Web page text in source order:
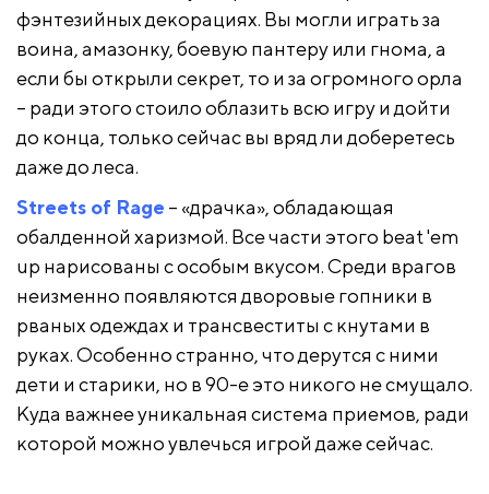
фэнтезийных декорациях. Вы могли играть за
воина, амазонку, боевую пантеру или гнома, а
если бы открыли секрет, то и за огромного орла
– ради этого стоило облазить всю игру и дойти
до конца, только сейчас вы вряд ли доберетесь
даже до леса.
Streets of Rage – «драчка», обладающая
обалденной харизмой. Все части этого beat 'em
up нарисованы с особым вкусом. Среди врагов
неизменно появляются дворовые гопники в
рваных одеждах и трансвеститы с кнутами в
руках. Особенно странно, что дерутся с ними
дети и старики, но в 90-е это никого не смущало.
Куда важнее уникальная система приемов, ради
которой можно увлечься игрой даже сейчас.